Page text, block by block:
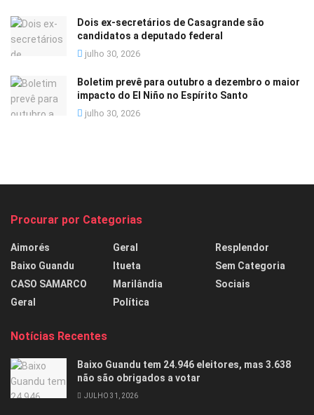
Dois ex-secretários de Casagrande são
candidatos a deputado federal
julho 30, 2026
Boletim prevê para outubro a dezembro o maior
impacto do El Niño no Espírito Santo
julho 30, 2026
Procurar por Categorias
Aimorés
Baixo Guandu
CASO SAMARCO
Geral
Geral
Itueta
Marilândia
Política
Resplendor
Sem Categoria
Sociais
Notícias Recentes
Baixo Guandu tem 24.946 eleitores, mas 3.638
não são obrigados a votar
JULHO 31, 2026